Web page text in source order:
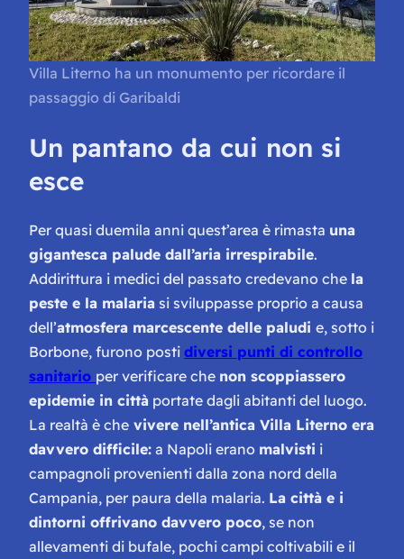
Villa Literno ha un monumento per ricordare il
passaggio di Garibaldi
Un pantano da cui non si
esce
Per quasi duemila anni quest’area è rimasta una
gigantesca palude dall’aria irrespirabile.
Addirittura i medici del passato credevano che la
peste e la malaria si sviluppasse proprio a causa
dell’atmosfera marcescente delle paludi e, sotto i
Borbone, furono posti diversi punti di controllo
sanitario per verificare che non scoppiassero
epidemie in città portate dagli abitanti del luogo.
La realtà è che vivere nell’antica Villa Literno era
davvero difficile: a Napoli erano malvisti i
campagnoli provenienti dalla zona nord della
Campania, per paura della malaria. La città e i
dintorni offrivano davvero poco, se non
allevamenti di bufale, pochi campi coltivabili e il